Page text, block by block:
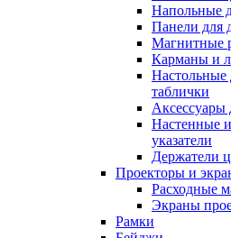
Напольные
Панели для
Магнитные
Карманы и
Настольные
таблички
Аксессуары
Настенные
указатели
Держатели
Проекторы и
Расходные
Экраны
Рамки